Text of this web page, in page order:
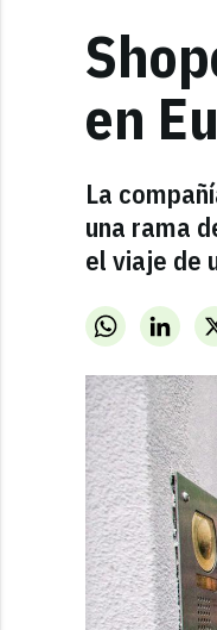
en
La
una rama
el viaje de
WhatsApp